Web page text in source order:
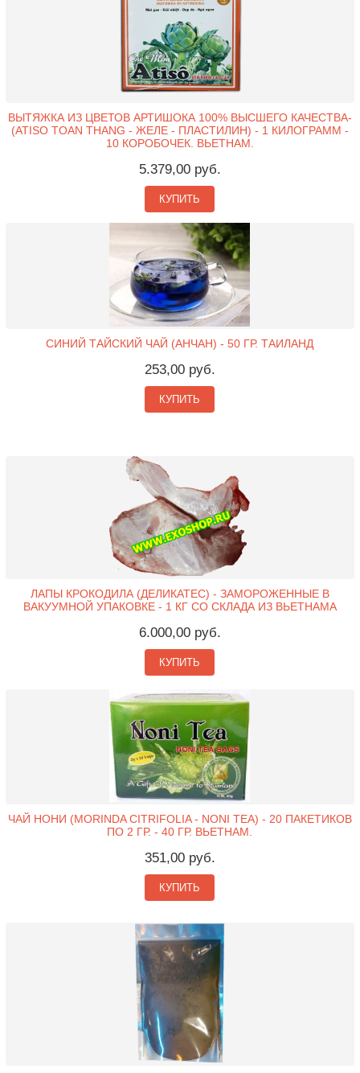
ВЫТЯЖКА ИЗ ЦВЕТОВ АРТИШОКА 100% ВЫСШЕГО КАЧЕСТВА-
(ATISO TOAN THANG - ЖЕЛЕ - ПЛАСТИЛИН) - 1 КИЛОГРАММ -
10 КОРОБОЧЕК. ВЬЕТНАМ.
5.379,00 руб.
КУПИТЬ
СИНИЙ ТАЙСКИЙ ЧАЙ (АНЧАН) - 50 ГР. ТАИЛАНД
253,00 руб.
КУПИТЬ
ЛАПЫ КРОКОДИЛА (ДЕЛИКАТЕС) - ЗАМОРОЖЕННЫЕ В
ВАКУУМНОЙ УПАКОВКЕ - 1 КГ СО СКЛАДА ИЗ ВЬЕТНАМА
6.000,00 руб.
КУПИТЬ
ЧАЙ НОНИ (MORINDA CITRIFOLIA - NONI TEA) - 20 ПАКЕТИКОВ
ПО 2 ГР. - 40 ГР. ВЬЕТНАМ.
351,00 руб.
КУПИТЬ